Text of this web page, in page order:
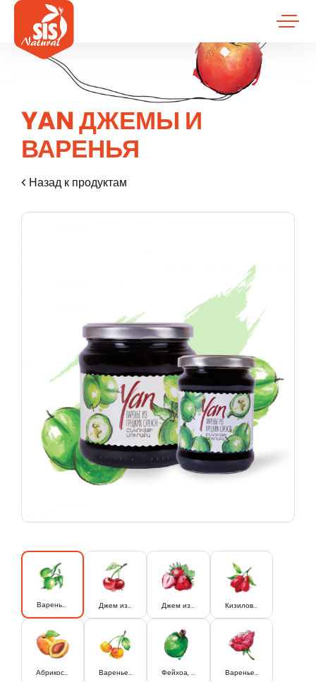
YAN ДЖЕМЫ И
ВАРЕНЬЯ
Назад к продуктам
Варенье из грецкого ореха Джем из вишни Джем из клубники Кизиловое варенье
Абрикосовый джем Варенье из черешни Фейхоа, протертое сахаром Варенье из лепестков роз